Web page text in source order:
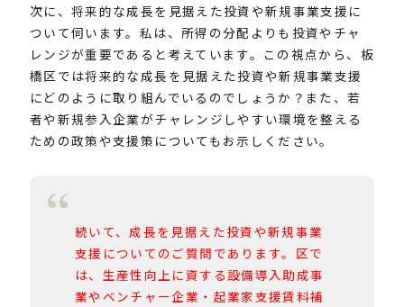
次に、将来的な成長を見据えた投資や新規事業支援に
ついて伺います。 私は、所得の分配よりも投資やチャ
レンジが重要であると考えています。この視点から、板
橋区では将来的な成長を見据えた投資や新規事業支援
にどのように取り組んでいるのでしょうか？また、若
者や新規参入企業がチャレンジしやすい環境を整える
ための政策や支援策についてもお示しください。
続いて、成長を見据えた投資や新規事業
支援についてのご質問であります。区で
は、生産性向上に資する設備導入助成事
業やベンチャー企業・起業家支援賃料補